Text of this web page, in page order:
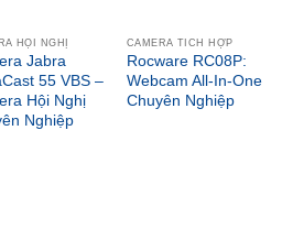
HỘI NGHỊ
Jabra
55 VBS –
Hội Nghị
Nghiệp
CAMERA TÍCH HỢP
Rocware RC08P:
Webcam All-In-One
Chuyên Nghiệp